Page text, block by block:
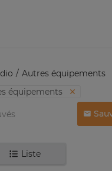
Autres équipements
équipements
Liste